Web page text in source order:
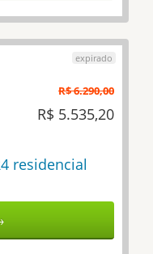
R$ 6.290,00
R$ 5.535,20
residencial